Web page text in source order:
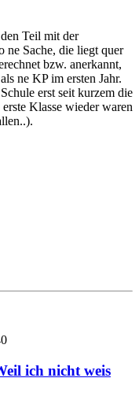
Teil mit der
ne Sache, die liegt quer
bzw. anerkannt,
ne KP im ersten Jahr.
erst seit kurzem die
Klasse wieder waren
ich nicht weis